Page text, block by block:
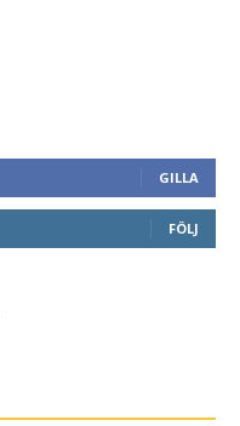
GILLA
FÖLJ